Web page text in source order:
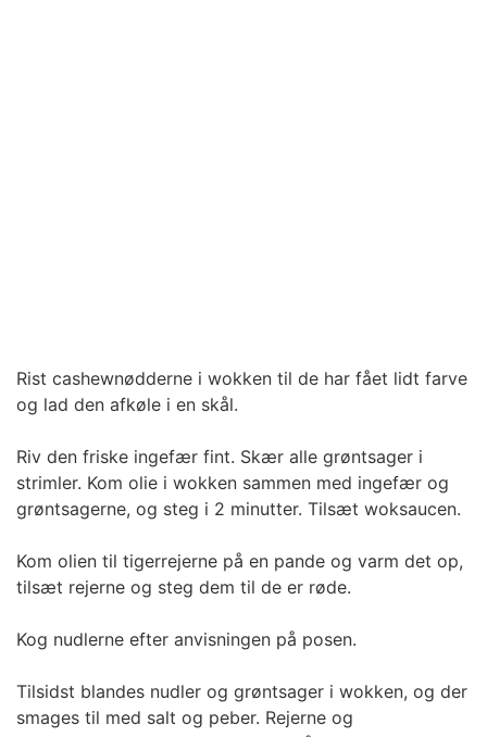
Rist cashewnødderne i wokken til de har fået lidt farve
og lad den afkøle i en skål.
Riv den friske ingefær fint. Skær alle grøntsager i
strimler. Kom olie i wokken sammen med ingefær og
grøntsagerne, og steg i 2 minutter. Tilsæt woksaucen.
Kom olien til tigerrejerne på en pande og varm det op,
tilsæt rejerne og steg dem til de er røde.
Kog nudlerne efter anvisningen på posen.
Tilsidst blandes nudler og grøntsager i wokken, og der
smages til med salt og peber. Rejerne og